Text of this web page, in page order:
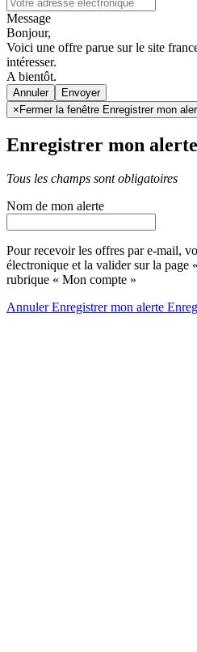
Message
Bonjour,
Voici une offre parue sur le site
intéresser.
A bientôt.
Annuler
×Fermer la fenêtre Enregistrer mon
Enregistrer mon alerte
Tous les champs sont obligatoires
Nom de mon alerte
Pour recevoir les offres par e-mail,
électronique et la valider sur la page
rubrique « Mon compte »
AnnulerEnregistrer mon alerte